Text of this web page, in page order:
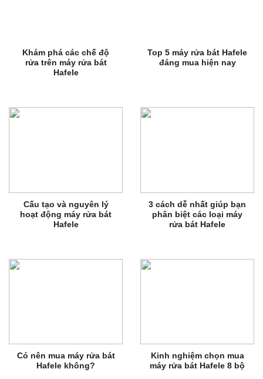
Khám phá các chế độ
rửa trên máy rửa bát
Hafele
Top 5 máy rửa bát Hafele
đáng mua hiện nay
Cấu tạo và nguyên lý
hoạt động máy rửa bát
Hafele
3 cách dễ nhất giúp bạn
phân biệt các loại máy
rửa bát Hafele
Có nên mua máy rửa bát
Hafele không?
Kinh nghiệm chọn mua
máy rửa bát Hafele 8 bộ